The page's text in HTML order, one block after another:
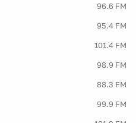
96.6 FM
95.4 FM
101.4 FM
98.9 FM
88.3 FM
99.9 FM